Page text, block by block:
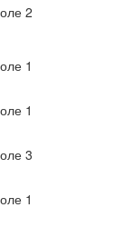
2
1
1
3
1